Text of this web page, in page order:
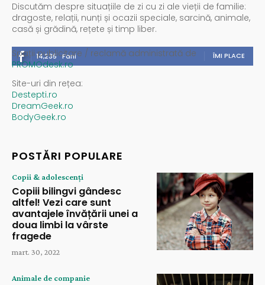
Discutăm despre situațiile de zi cu zi ale vieții de familie:
dragoste, relații, nunți și ocazii speciale, sarcină, animale,
casă și grădină, rețete și timp liber.
14,235 Fani ÎMI PLACE
Spații publicitare / reclamă administrată de
PROMOdesk.ro
Site-uri din rețea:
Destepti.ro
DreamGeek.ro
BodyGeek.ro
POSTĂRI POPULARE
Copii & adolescenți
Copiii bilingvi gândesc
altfel! Vezi care sunt
avantajele învățării unei a
doua limbi la vârste
fragede
mart. 30, 2022
Animale de companie